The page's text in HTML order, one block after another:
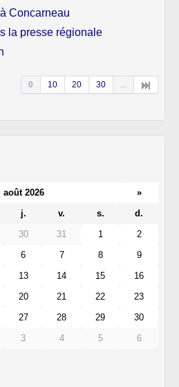
Concarneau
la presse régionale
0 10 20 30 ...
août 2026
»
j. v. s.
d.
30 31 1
2
6 7 8
9
13 14 15
16
20 21 22
23
27 28 29
30
3 4 5 6